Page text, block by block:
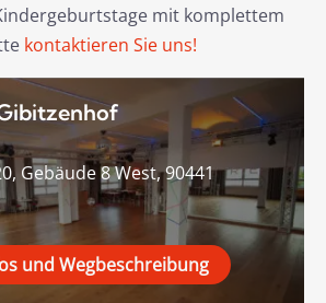
mit komplettem
kontaktieren Sie uns!
Gebäude 8 West, 90441
und Wegbeschreibung